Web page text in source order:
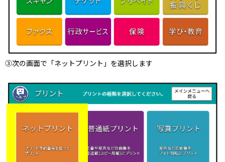
③次の画面で「ネットプリント」を選択します